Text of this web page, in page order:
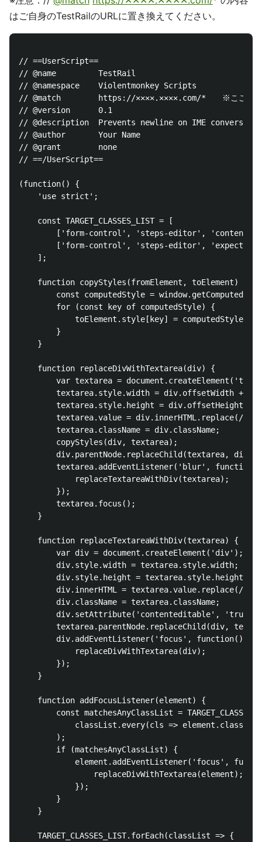
はご自身のTestRailのURLに置き換えてください。
// ==UserScript==
// @name         TestRail
// @namespace    Violentmonkey Scripts
// @match        https://✕✕✕✕.✕✕✕✕.com/*　　※ここの内容
// @version      0.1
// @description  Prevents newline on IME conversion
// @author       Your Name
// @grant        none
// ==/UserScript==
(function() {
    'use strict';
    const TARGET_CLASSES_LIST = [
['form-control', 'steps-editor',
['form-control', 'steps-editor',
    ];
    function copyStyles(fromElement, toElement) {
const computedStyle =
        for (const key of computedStyle) {
toElement.style[key] =
        }
    }
    function replaceDivWithTextarea(div) {
var textarea =
textarea.style.width = div.offsetWidth +
textarea.style.height = div.offsetHeight +
textarea.value = div.innerHTML.replace(/
        textarea.className = div.className;
        copyStyles(div, textarea);
        div.parentNode.replaceChild(textarea, div);
textarea.addEventListener('blur',
            replaceTextareaWithDiv(textarea);
        });
        textarea.focus();
    }
    function replaceTextareaWithDiv(textarea) {
        var div = document.createElement('div');
        div.style.width = textarea.style.width;
        div.style.height = textarea.style.height;
div.innerHTML = textarea.value.replace(/\n/
        div.className = textarea.className;
        div.setAttribute('contenteditable', 'true');
textarea.parentNode.replaceChild(div,
        div.addEventListener('focus', function() {
            replaceDivWithTextarea(div);
        });
    }
    function addFocusListener(element) {
const matchesAnyClassList =
classList.every(cls =>
        );
        if (matchesAnyClassList) {
element.addEventListener('focus',
                replaceDivWithTextarea(element);
            });
        }
    }
    TARGET_CLASSES_LIST.forEach(classList => {